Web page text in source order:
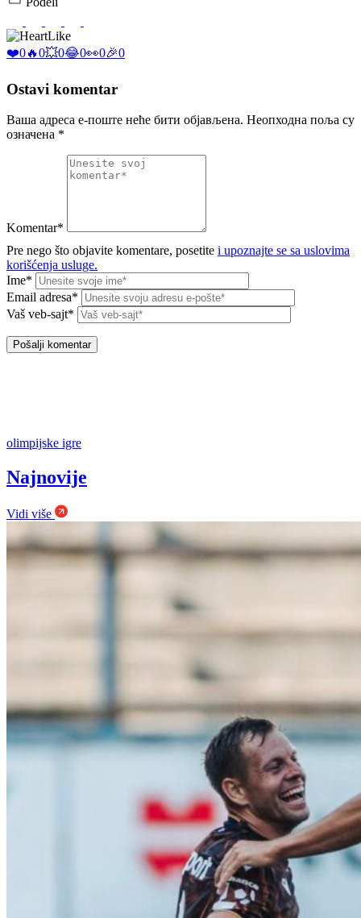
Like
❤️0🔥0💥0😂0👀0🎉0
Ostavi komentar
Ваша адреса е-поште неће бити објављена. Неопходна поља су
означена *
Komentar*
Pre nego što objavite komentare, posetite i upoznajte se sa uslovima
korišćenja usluge.
Ime*
Email adresa*
Vaš veb-sajt*
olimpijske igre
Najnovije
Vidi više